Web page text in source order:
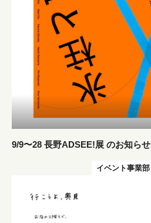
9/9〜28 長野ADSEE!展 のお知らせ
イベント事業部